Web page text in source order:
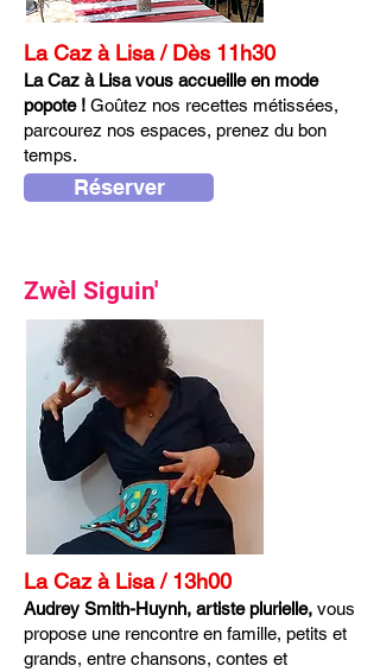
La Caz à Lisa / Dès 11h30
La Caz à Lisa vous accueille en mode
popote ! Goûtez nos recettes métissées,
parcourez nos espaces, prenez du bon
temps.
Réserver
Zwèl Siguin'
La Caz à Lisa / 13h00
Audrey Smith-Huynh, artiste plurielle, vous
propose une rencontre en famille, petits et
grands, entre chansons, contes et